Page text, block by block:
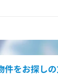
件をお探し